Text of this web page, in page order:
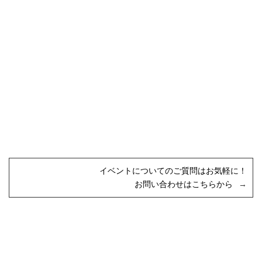
イベントについてのご質問はお気軽に！
お問い合わせはこちらから